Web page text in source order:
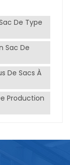
sacs
des sacs
de
les
de
de forme
à
formes
de
des sacs de
jus dans
De Type
Sac De
De Sacs À
Production